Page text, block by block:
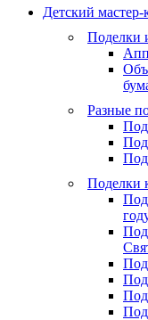
Детский мастер-
Поделки
Разные
Поделки